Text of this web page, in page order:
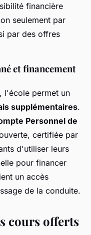
financière
seulement par
par des offres
et financement
l'école permet un
supplémentaires.
Personnel de
certifiée par
d'utiliser leurs
pour financer
un accès
de la conduite.
cours offerts